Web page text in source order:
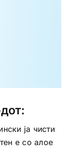
ја чисти
е со алое